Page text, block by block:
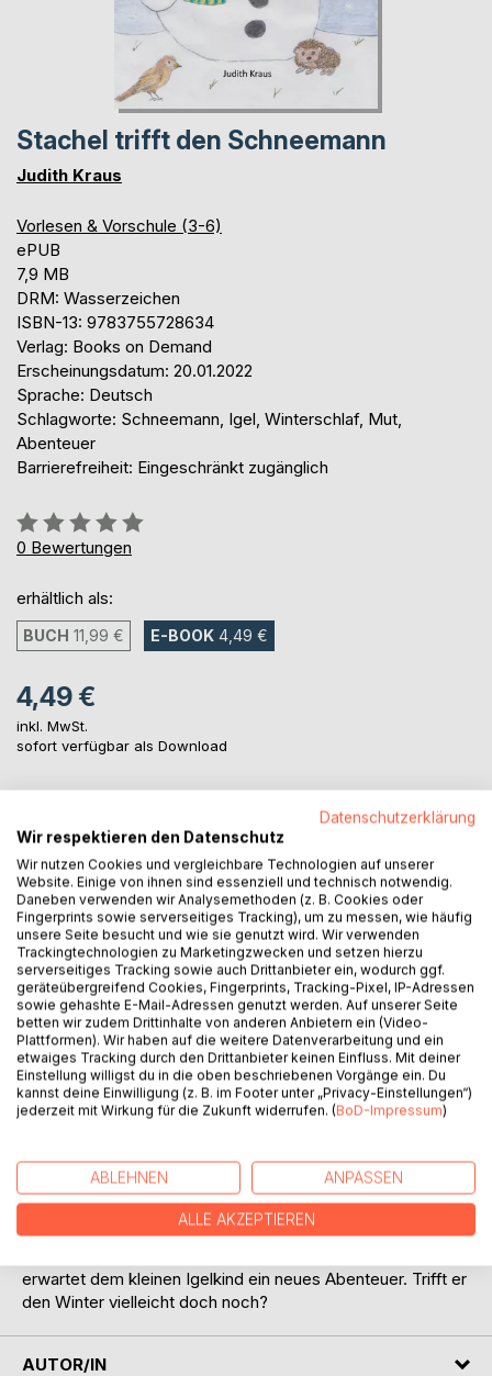
Stachel trifft den Schneemann
Judith Kraus
Vorlesen & Vorschule (3-6)
ePUB
7,9 MB
DRM: Wasserzeichen
ISBN-13: 9783755728634
Verlag: Books on Demand
Erscheinungsdatum: 20.01.2022
Sprache: Deutsch
Schlagworte: Schneemann, Igel, Winterschlaf, Mut,
Abenteuer
Barrierefreiheit: Eingeschränkt zugänglich
Bewertung::
0%
0 Bewertungen
erhältlich als:
BUCH 11,99 € E-BOOK 4,49 €
4,49 €
inkl. MwSt.
sofort verfügbar als Download
Auf die Merkliste
Titel bewerten
BESCHREIBUNG
seine Familie Winterschlaf, nur Stachel bleibt einfach wach.
Er möchte unbedingt den Winter treffen, von dem die
anderen Tiere so viel erzählt haben. Doch dieses
Abenteuer ist für das Igelkind sehr gefährlich. Gut, dass
erwartet dem kleinen Igelkind ein neues Abenteuer. Trifft er
den Winter vielleicht doch noch?
AUTOR/IN
Datenschutzerklärung
Wir respektieren den Datenschutz
Wir nutzen Cookies und vergleichbare Technologien auf unserer
Website. Einige von ihnen sind essenziell und technisch notwendig.
Daneben verwenden wir Analysemethoden (z. B. Cookies oder
Fingerprints sowie serverseitiges Tracking), um zu messen, wie häufig
unsere Seite besucht und wie sie genutzt wird. Wir verwenden
Trackingtechnologien zu Marketingzwecken und setzen hierzu
serverseitiges Tracking sowie auch Drittanbieter ein, wodurch ggf.
geräteübergreifend Cookies, Fingerprints, Tracking-Pixel, IP-Adressen
sowie gehashte E-Mail-Adressen genutzt werden. Auf unserer Seite
betten wir zudem Drittinhalte von anderen Anbietern ein (Video-
Plattformen). Wir haben auf die weitere Datenverarbeitung und ein
etwaiges Tracking durch den Drittanbieter keinen Einfluss. Mit deiner
Einstellung willigst du in die oben beschriebenen Vorgänge ein. Du
kannst deine Einwilligung (z. B. im Footer unter „Privacy-Einstellungen“)
jederzeit mit Wirkung für die Zukunft widerrufen. (BoD-Impressum)
ABLEHNEN ANPASSEN
ALLE AKZEPTIEREN